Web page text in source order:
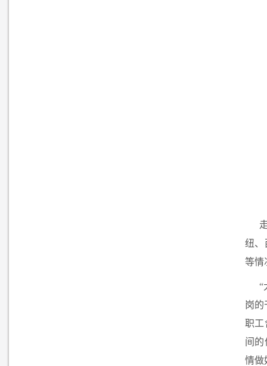
纽、
等情
“
岗的
职工
间的
情做